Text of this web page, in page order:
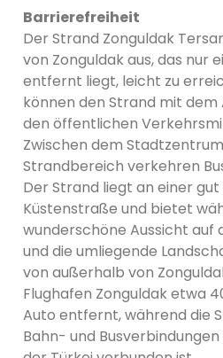
Barrierefreiheit
Der Strand Zonguldak
von Zonguldak aus, das nur
entfernt liegt, leicht zu
können den Strand mit dem
den öffentlichen
Zwischen dem
Strandbereich verkehren
Der Strand liegt an einer
Küstenstraße und bietet
wunderschöne Aussicht auf
und die umliegende
von außerhalb von
Flughafen Zonguldak etwa
Auto entfernt, während die
Bahn- und